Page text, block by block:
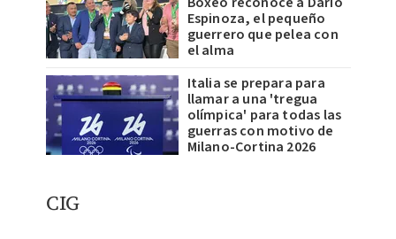
Espinoza, el pequeño
guerrero que pelea con
el alma
Italia se prepara para
llamar a una 'tregua
olímpica' para todas las
guerras con motivo de
Milano-Cortina 2026
CIG